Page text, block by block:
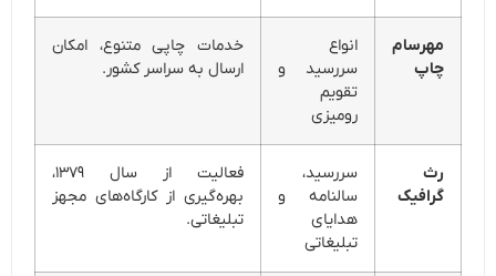
مهرسام
چاپ
انواع
سررسید و
تقویم
رومیزی
خدمات چاپی متنوع، امکان
ارسال به سراسر کشور.
رث
گرافیک
سررسید،
سالنامه و
هدایای
تبلیغاتی
فعالیت از سال ۱۳۷۹،
بهره‌گیری از کارگاه‌های مجهز
تبلیغاتی.